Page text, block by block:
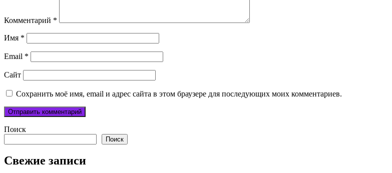
Комментарий *
Имя *
Email *
Сайт
Сохранить моё имя, email и адрес сайта в этом браузере для последующих моих комментариев.
Поиск
Поиск
Свежие записи